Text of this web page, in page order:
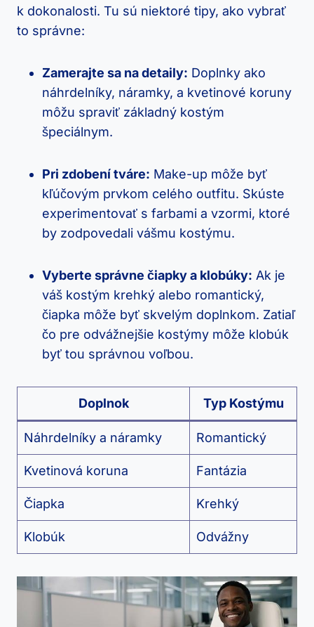
k dokonalosti. Tu sú niektoré tipy, ako vybrať
to správne:
Zamerajte sa na detaily: Doplnky ako
náhrdelníky, náramky, a kvetinové koruny
môžu spraviť základný kostým
špeciálnym.
Pri zdobení tváre: Make-up môže byť
kľúčovým prvkom celého outfitu. Skúste
experimentovať s farbami a vzormi, ktoré
by zodpovedali vášmu kostýmu.
Vyberte správne čiapky a klobúky: Ak je
váš kostým krehký alebo romantický,
čiapka môže byť skvelým doplnkom. Zatiaľ
čo pre odvážnejšie kostýmy môže klobúk
byť tou správnou voľbou.
Doplnok Typ Kostýmu
Náhrdelníky a náramky Romantický
Kvetinová koruna Fantázia
Čiapka Krehký
Klobúk Odvážny